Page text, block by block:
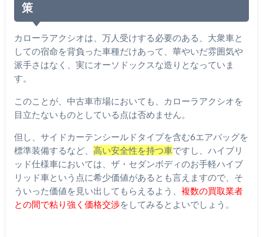
策
カローラアクシオは、万人受けする必要のある、大衆車と
しての宿命を背負った車種だけあって、華やいだ雰囲気や
派手さはなく、実にオーソドックスな造りとなっていま
す。
このことが、中古車市場においても、カローラアクシオを
目立たないものとしている点は否めません。
但し、サイドカーテンシールドタイプを含む6エアバッグを
標準装備するなど、 高い安全性を持つ車ですし、ハイブリ
ッド仕様車においては、ザ・セダンボディのお手軽ハイブ
リッド車という点に希少価値があるとも言えますので、そ
ういった価値を見い出してもらえるよう、 複数の買取業者
との間で粘り強く価格交渉をしてみるとよいでしょう。